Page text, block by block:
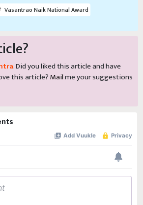
Vasantrao Naik National Award
. Did you liked this article and have
this article?Mailme your suggestions